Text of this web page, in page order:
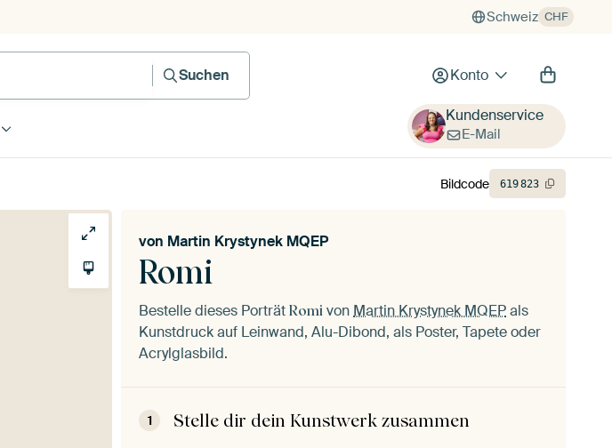
Schweiz CHF
Suchen
Konto
Kundenservice
E-Mail
Romi
von Martin Krystynek MQEP
Bestelle dieses Porträt Romi von Martin Krystynek MQEPals
Kunstdruck auf Leinwand, Alu-Dibond, als Poster, Tapete oder
Acrylglasbild.
1 Stelle dir dein Kunstwerk zusammen
Bildcode 619823